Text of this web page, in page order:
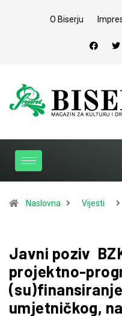
O Biserju
Naslovna Vijesti
Javni poziv
projektno-
umjetničkog,